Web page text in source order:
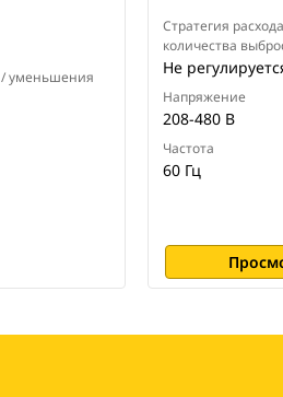
/ уменьшения
Стратегия
количества
Не
Напряжение
208-480 В
Частота
60 Гц